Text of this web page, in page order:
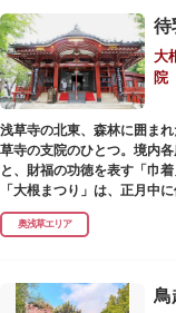
末に活躍した新選組沖田総
所七福神の福禄寿が祀られ
です。
大
院
浅草寺の北東、森林に囲ま
草寺の支院のひとつ。境内
と、財福の功徳を表す「巾
「大根まつり」は、正月中
酒とともに参拝者に振る舞
だくことで、心身健康のご利
養する最高の祈祷法。心願
奥浅草エリア
鳥